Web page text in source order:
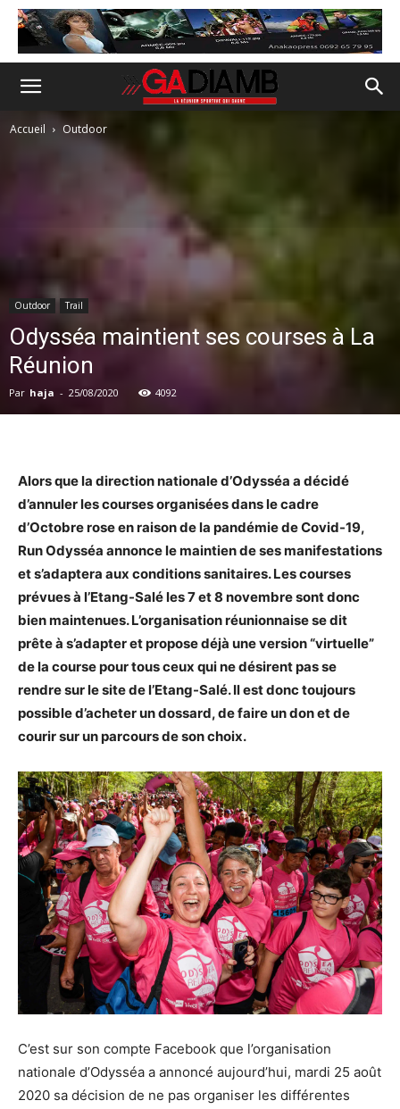
Accueil Outdoor
Outdoor Trail
Odysséa maintient ses courses à La
Réunion
Par haja - 25/08/2020 4092
Alors que la direction nationale d’Odysséa a décidé
d’annuler les courses organisées dans le cadre
d’Octobre rose en raison de la pandémie de Covid-19,
Run Odysséa annonce le maintien de ses manifestations
et s’adaptera aux conditions sanitaires. Les courses
prévues à l’Etang-Salé les 7 et 8 novembre sont donc
bien maintenues. L’organisation réunionnaise se dit
prête à s’adapter et propose déjà une version “virtuelle”
de la course pour tous ceux qui ne désirent pas se
rendre sur le site de l’Etang-Salé. Il est donc toujours
possible d’acheter un dossard, de faire un don et de
courir sur un parcours de son choix.
C’est sur son compte Facebook que l’organisation
nationale d’Odysséa a annoncé aujourd’hui, mardi 25 août
2020 sa décision de ne pas organiser les différentes